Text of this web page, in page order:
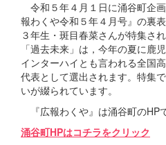
令和５年４月１日に涌谷町企
報わくや令和５年４月号』の裏
３年生・斑目春菜さんが特集さ
「過去未来」は，今年の夏に鹿
インターハイとも言われる全国
代表として選出されます。特集
いが綴られています。
『広報わくや』は涌谷町のHP
涌谷町HPはコチラをクリック